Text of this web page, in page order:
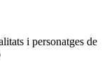
i personatges de